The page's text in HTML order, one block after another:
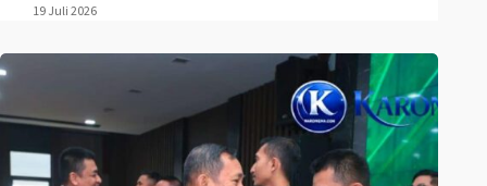
19 Juli 2026